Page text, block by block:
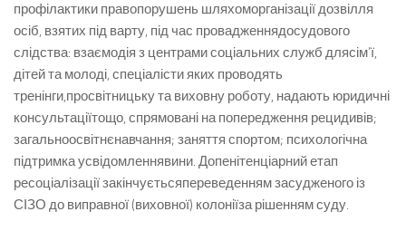
профілактики правопорушень шляхоморганізації дозвілля
осіб, взятих під варту, під час провадженнядосудового
слідства: взаємодія з центрами соціальних служб длясім’ї,
дітей та молоді, спеціалісти яких проводять
тренінги,просвітницьку та виховну роботу, надають юридичні
консультаціїтощо, спрямовані на попередження рецидивів;
загальноосвітнєнавчання; заняття спортом; психологічна
підтримка усвідомленнявини. Допенітенціарний етап
ресоціалізації закінчуєтьсяпереведенням засудженого із
СІЗО до виправної (виховної) колоніїза рішенням суду.